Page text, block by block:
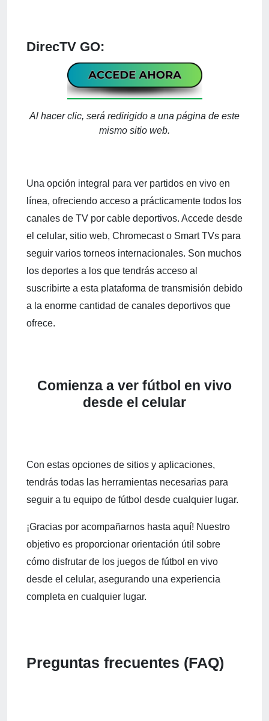
DirecTV GO:
Al hacer clic, será redirigido a una página de este
mismo sitio web.
Una opción integral para ver partidos en vivo en
línea, ofreciendo acceso a prácticamente todos los
canales de TV por cable deportivos. Accede desde
el celular, sitio web, Chromecast o Smart TVs para
seguir varios torneos internacionales. Son muchos
los deportes a los que tendrás acceso al
suscribirte a esta plataforma de transmisión debido
a la enorme cantidad de canales deportivos que
ofrece.
Comienza a ver fútbol en vivo
desde el celular
Con estas opciones de sitios y aplicaciones,
tendrás todas las herramientas necesarias para
seguir a tu equipo de fútbol desde cualquier lugar.
¡Gracias por acompañarnos hasta aquí! Nuestro
objetivo es proporcionar orientación útil sobre
cómo disfrutar de los juegos de fútbol en vivo
desde el celular, asegurando una experiencia
completa en cualquier lugar.
Preguntas frecuentes (FAQ)